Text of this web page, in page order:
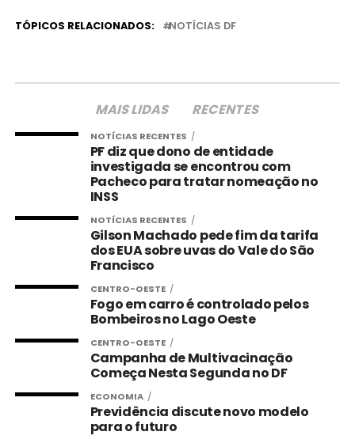
TÓPICOS RELACIONADOS: NOTÍCIAS DF
MAIS LIDAS RECENTES
NOTÍCIAS RECENTES
PF diz que dono de entidade
investigada se encontrou com
Pacheco para tratar nomeação no
INSS
NOTÍCIAS RECENTES
Gilson Machado pede fim da tarifa
dos EUA sobre uvas do Vale do São
Francisco
CENTRO-OESTE
Fogo em carro é controlado pelos
Bombeiros no Lago Oeste
CENTRO-OESTE
Campanha de Multivacinação
Começa Nesta Segunda no DF
ECONOMIA
Previdência discute novo modelo
para o futuro